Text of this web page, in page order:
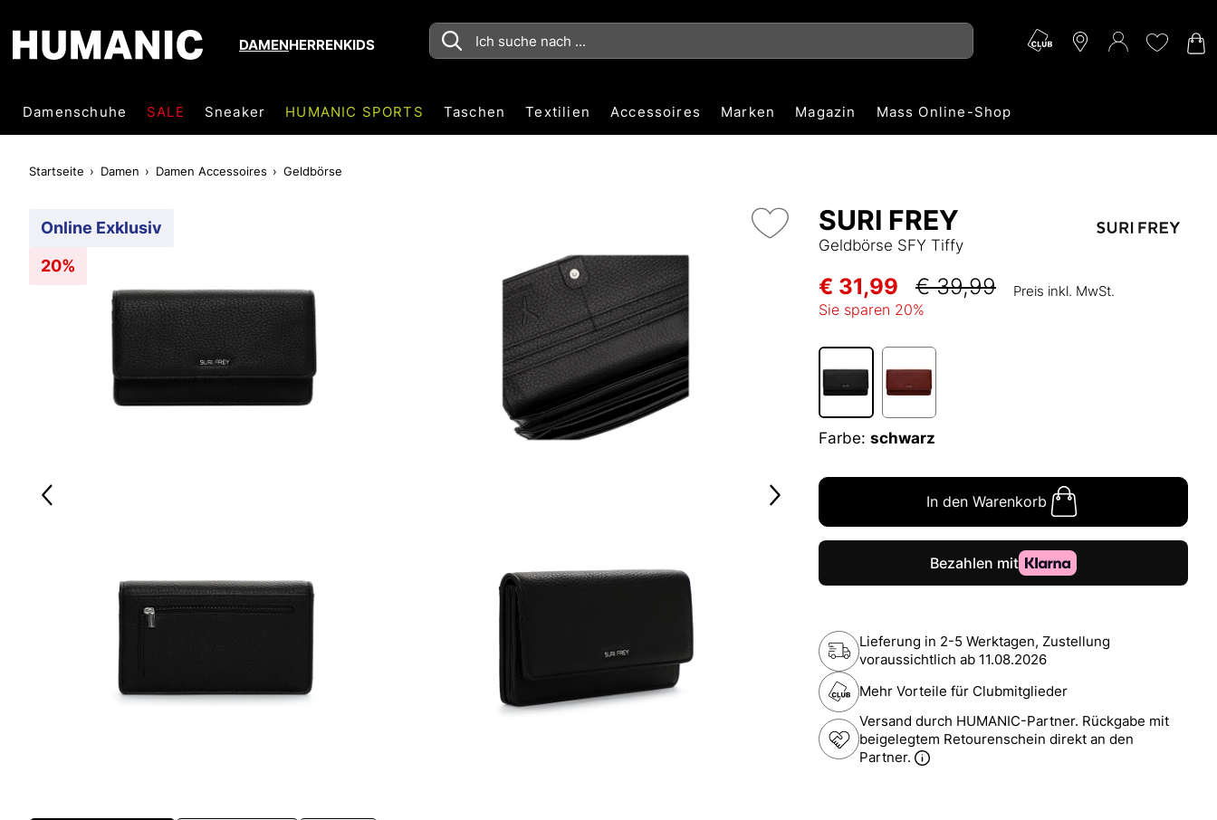
DAMENHERRENKIDS
Damenschuhe SALE Sneaker HUMANIC SPORTS Taschen Textilien Accessoires Marken Magazin Mass Online-Shop
Startseite Damen Damen Accessoires Geldbörse
Online Exklusiv
20%
SURI FREY
Geldbörse SFY Tiffy
€ 31,99 € 39,99 Preis inkl. MwSt.
Sie sparen 20%
Farbe: schwarz
In den Warenkorb
Lieferung in 2-5 Werktagen, Zustellung
voraussichtlich ab 11.08.2026
Mehr Vorteile für Clubmitglieder
Versand durch HUMANIC-Partner. Rückgabe mit
beigelegtem Retourenschein direkt an den
Partner.